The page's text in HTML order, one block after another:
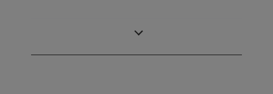
Ce este în cutie